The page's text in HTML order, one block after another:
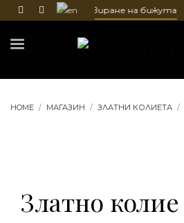
и гравиране на бижута
HOME МАГАЗИН ЗЛАТНИ КОЛИЕТА
Златно колие